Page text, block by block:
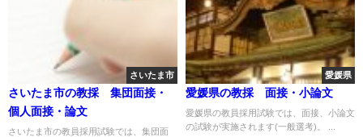
さいたま市
さいたま市の教採 集団面接・
個人面接・論文
さいたま市の教員採用試験では、集団面
愛媛県
愛媛県の教採 面接・小論文
愛媛県の教員採用試験では、面接、小論文
の試験が実施されます(一般選考)。 ...